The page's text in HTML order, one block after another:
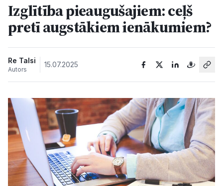
Ziņas
Sports
Kultūra
Bizness
Izglītība pieaugušajiem: ceļš
pretī augstākiem ienākumiem?
Re Talsi
Autors
15.07.2025